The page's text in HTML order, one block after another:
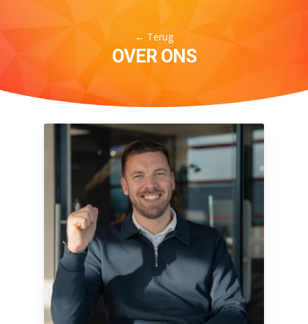
← Terug
OVER ONS